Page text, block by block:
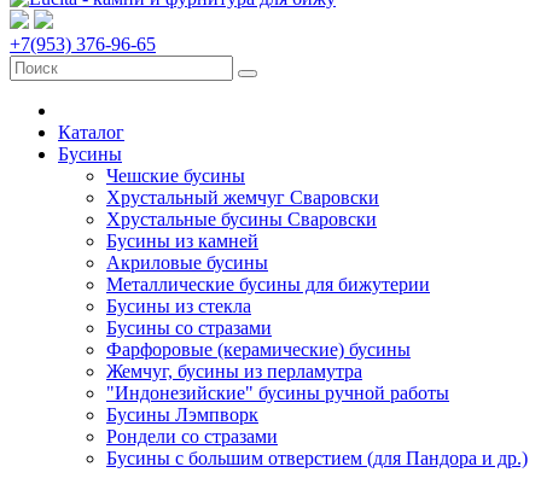
+7(953) 376-96-65
Каталог
Бусины
Чешские бусины
Хрустальный жемчуг Сваровски
Хрустальные бусины Сваровски
Бусины из камней
Акриловые бусины
Металлические бусины для бижутерии
Бусины из стекла
Бусины со стразами
Фарфоровые (керамические) бусины
Жемчуг, бусины из перламутра
"Индонезийские" бусины ручной работы
Бусины Лэмпворк
Рондели со стразами
Бусины с большим отверстием (для Пандора и др.)